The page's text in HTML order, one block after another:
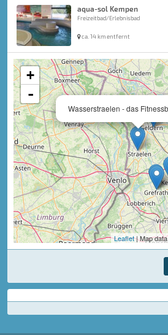
aqua-sol Kempen
Freizeitbad/Erlebnisbad
ca. 14 km entfernt
Wasserstraelen - das
+
-
Leaflet| Map